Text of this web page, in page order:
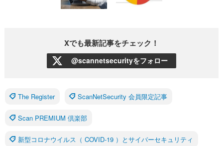
Xでも最新記事をチェック！
@scannetsecurityをフォロー
The Register ScanNetSecurity 会員限定記事
Scan PREMIUM 倶楽部
新型コロナウイルス（ COVID-19 ）とサイバーセキュリティ